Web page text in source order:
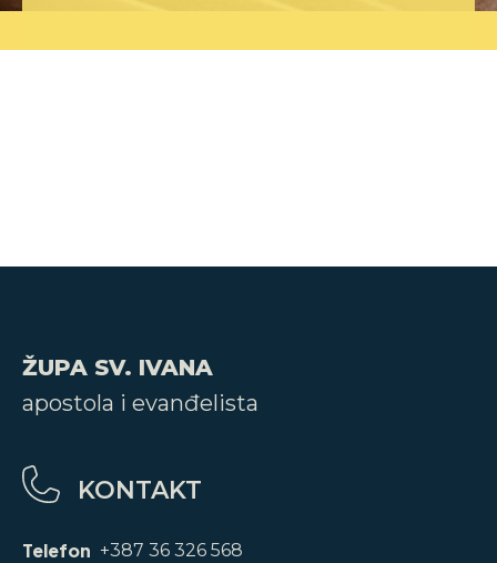
ŽUPA SV. IVANA
apostola i evanđelista
KONTAKT
Telefon +387 36 326 568